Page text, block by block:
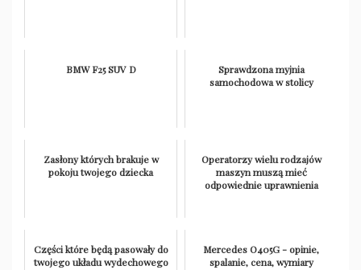
BMW F25 SUV D
Sprawdzona myjnia
samochodowa w stolicy
Zasłony których brakuje w
pokoju twojego dziecka
Operatorzy wielu rodzajów
maszyn muszą mieć
odpowiednie uprawnienia
Części które będą pasowały do
twojego układu wydechowego
Mercedes O405G - opinie,
spalanie, cena, wymiary